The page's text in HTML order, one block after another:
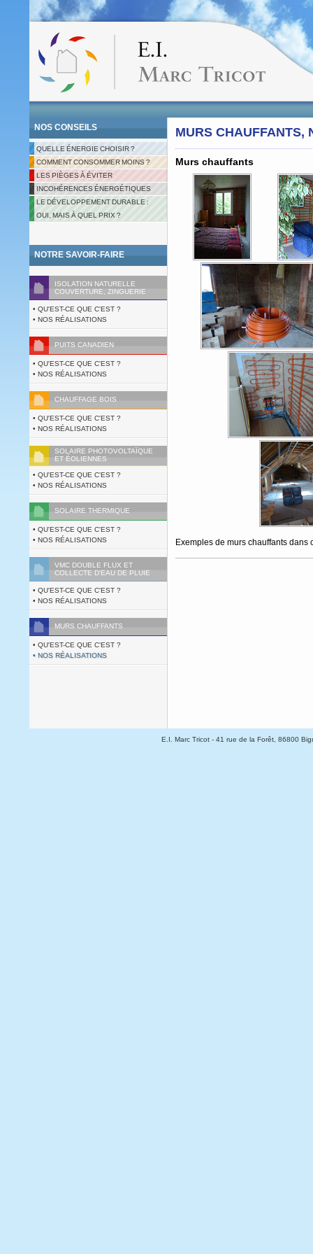
NOS CONSEILS
QUELLE ÉNERGIE CHOISIR ?
COMMENT CONSOMMER MOINS ?
LES PIÈGES À ÉVITER
INCOHÉRENCES ÉNERGÉTIQUES
LE DÉVELOPPEMENT DURABLE :
OUI, MAIS À QUEL PRIX ?
NOTRE SAVOIR-FAIRE
ISOLATION NATURELLE
COUVERTURE, ZINGUERIE
• QU'EST-CE QUE C'EST ?
• NOS RÉALISATIONS
PUITS CANADIEN
• QU'EST-CE QUE C'EST ?
• NOS RÉALISATIONS
CHAUFFAGE BOIS
• QU'EST-CE QUE C'EST ?
• NOS RÉALISATIONS
SOLAIRE PHOTOVOLTAÏQUE
ET ÉOLIENNES
• QU'EST-CE QUE C'EST ?
• NOS RÉALISATIONS
SOLAIRE THERMIQUE
• QU'EST-CE QUE C'EST ?
• NOS RÉALISATIONS
VMC DOUBLE FLUX ET
COLLECTE D'EAU DE PLUIE
• QU'EST-CE QUE C'EST ?
• NOS RÉALISATIONS
MURS CHAUFFANTS
• QU'EST-CE QUE C'EST ?
• NOS RÉALISATIONS
MURS CHAUFFANTS,
Murs chauffants
Exemples de murs chauffants
E.I. Marc Tricot- 41 rue de la Forêt, 86800